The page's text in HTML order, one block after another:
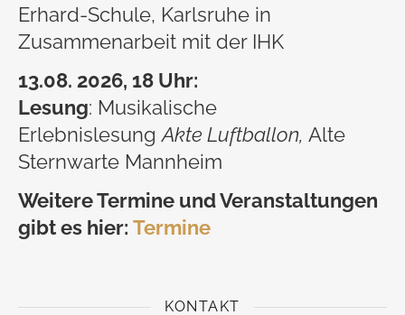
Erhard-Schule, Karlsruhe in
Zusammenarbeit mit der IHK
13.08. 2026, 18 Uhr:
Lesung: Musikalische
ErlebnislesungAkte Luftballon, Alte
Sternwarte Mannheim
Weitere Termine und Veranstaltungen
gibt es hier: Termine
KONTAKT